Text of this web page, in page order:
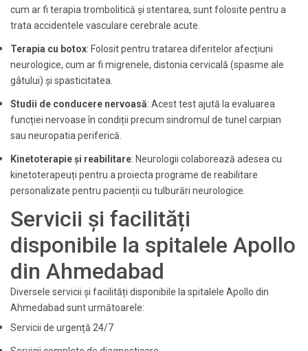
cum ar fi terapia trombolitică și stentarea, sunt folosite pentru a
trata accidentele vasculare cerebrale acute.
Terapia cu botox: Folosit pentru tratarea diferitelor afecțiuni
neurologice, cum ar fi migrenele, distonia cervicală (spasme ale
gâtului) și spasticitatea.
Studii de conducere nervoasă: Acest test ajută la evaluarea
funcției nervoase în condiții precum sindromul de tunel carpian
sau neuropatia periferică.
Kinetoterapie și reabilitare: Neurologii colaborează adesea cu
kinetoterapeuți pentru a proiecta programe de reabilitare
personalizate pentru pacienții cu tulburări neurologice.
Servicii și facilități
disponibile la spitalele Apollo
din Ahmedabad
Diversele servicii și facilități disponibile la spitalele Apollo din
Ahmedabad sunt următoarele:
Servicii de urgență 24/7